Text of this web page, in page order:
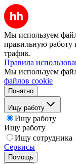
Мы используем
правильную работу
трафик.
Правила
Мы используем
файлов cookie
Понятно
Ищу работу
Ищу работу
Ищу работу
Ищу сотрудника
Сервисы
Помощь